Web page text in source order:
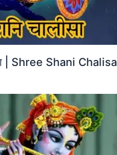
| Shree Shani Chalisa